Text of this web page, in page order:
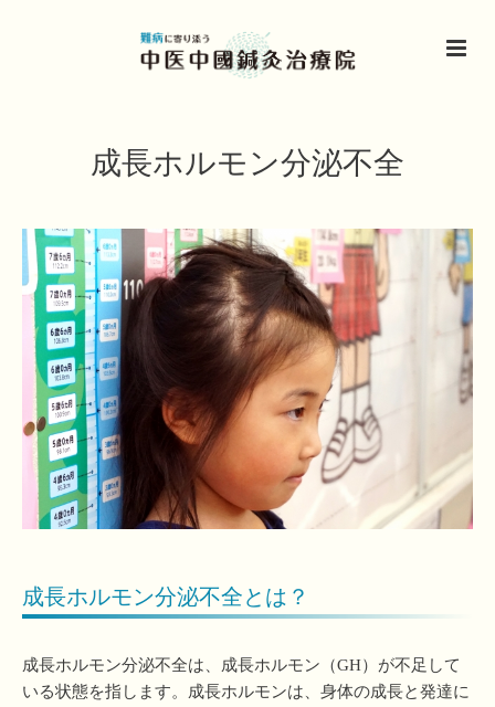
成長ホルモン分泌不全
成長ホルモン分泌不全とは？
成長ホルモン分泌不全は、成長ホルモン（GH）が不足して
いる状態を指します。成長ホルモンは、身体の成長と発達に